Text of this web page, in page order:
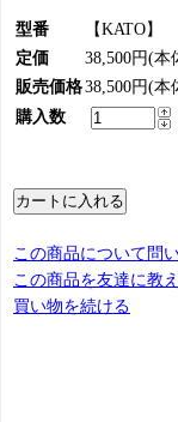
型番
【KATO】
定価
38,500円(本
販売価格38,500円(本
購入数
この商品について問
この商品を友達に教
買い物を続ける